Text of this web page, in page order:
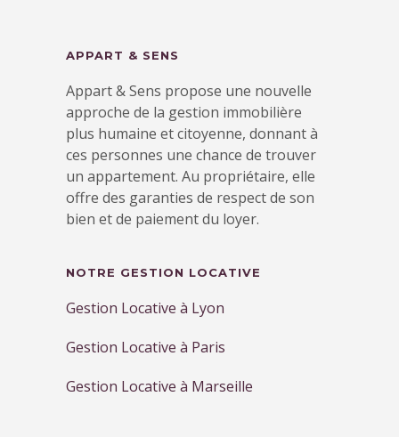
APPART & SENS
Appart & Sens propose une nouvelle
approche de la gestion immobilière
plus humaine et citoyenne, donnant à
ces personnes une chance de trouver
un appartement. Au propriétaire, elle
offre des garanties de respect de son
bien et de paiement du loyer.
NOTRE GESTION LOCATIVE
Gestion Locative à Lyon
Gestion Locative à Paris
Gestion Locative à Marseille